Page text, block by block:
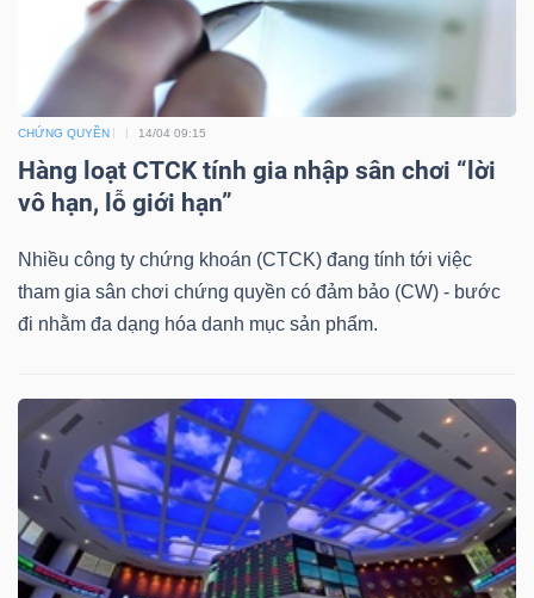
CHỨNG QUYỀN 14/04 09:15
Hàng loạt CTCK tính gia nhập sân chơi “lời
vô hạn, lỗ giới hạn”
Nhiều công ty chứng khoán (CTCK) đang tính tới việc
tham gia sân chơi chứng quyền có đảm bảo (CW) - bước
đi nhằm đa dạng hóa danh mục sản phẩm.
THÔNG
TIN
DỊCH
TRUYỀN
THÔNG
TIỆN
ÍCH